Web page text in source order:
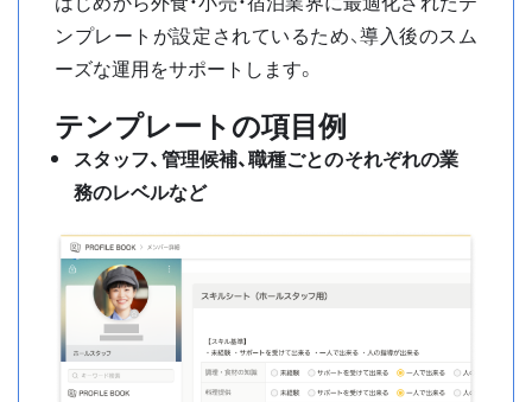
ンプレートが設定されているため、導入後のスム
ーズな運用をサポートします。
テンプレートの項目例
スタッフ、管理候補、職種ごとのそれぞれの業
務のレベルなど